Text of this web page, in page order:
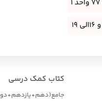
کتاب کمک درسی